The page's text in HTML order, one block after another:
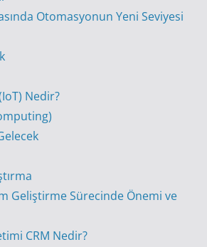
Otomasyonun Yeni Seviyesi
Nedir?
Geliştirme Sürecinde Önemi ve
CRM Nedir?